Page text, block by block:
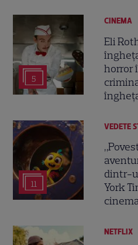
5
CINEMA
Eli
horror
11
VEDETE
dintr-
York
NETFLIX